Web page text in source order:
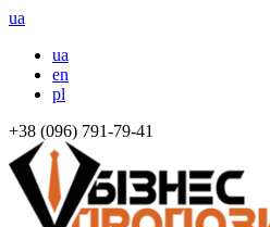
ua
ua
en
pl
+38 (096) 791-79-41